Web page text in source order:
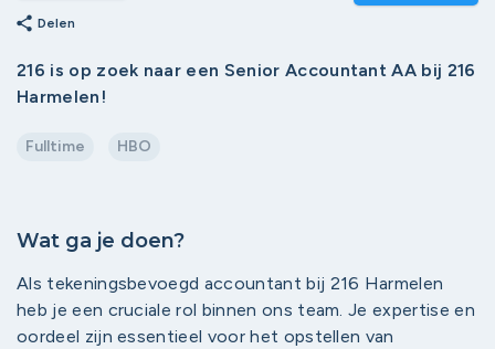
share Delen
216 is op zoek naar een Senior Accountant AA bij 216
Harmelen!
Fulltime HBO
Wat ga je doen?
Als tekeningsbevoegd accountant bij 216 Harmelen
heb je een cruciale rol binnen ons team. Je expertise en
oordeel zijn essentieel voor het opstellen van